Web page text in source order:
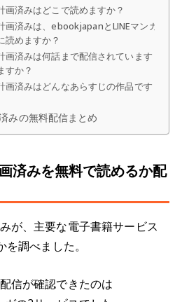
画済みはどこで読めますか？
画済みは、ebookjapanとLINEマンガ
読めますか？
画済みは何話まで配信されています
すか？
画済みはどんなあらすじの作品です
みの無料配信まとめ
済みを無料で読めるか配
が、主要な電子書籍サービス
調べました。
信が確認できたのは